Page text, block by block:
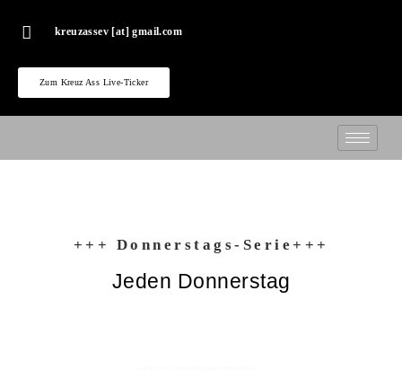
kreuzassev [at] gmail.com
Zum Kreuz Ass Live-Ticker
+++ Donnerstags-Serie+++
Jeden Donnerstag